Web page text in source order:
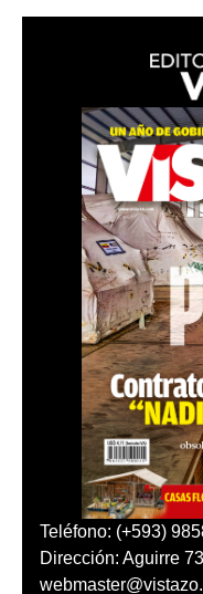
Teléfono: (+593)
Dirección: Aguirre